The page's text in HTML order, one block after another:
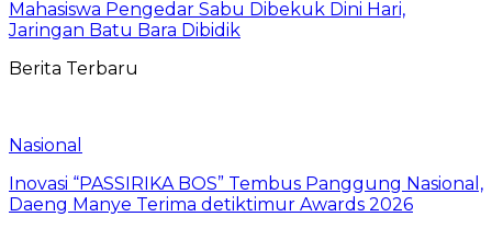
Mahasiswa Pengedar Sabu Dibekuk Dini Hari,
Jaringan Batu Bara Dibidik
Berita Terbaru
Nasional
Inovasi “PASSIRIKA BOS” Tembus Panggung Nasional,
Daeng Manye Terima detiktimur Awards 2026